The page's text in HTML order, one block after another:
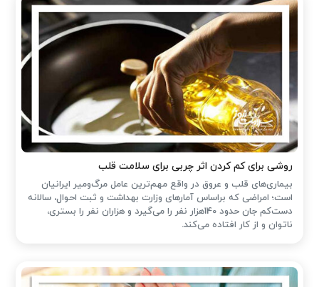
روشی برای کم کردن اثر چربی برای سلامت قلب
بیماری‌های قلب و عروق در واقع مهم‌ترین عامل مرگ‌ومیر ایرانیان
است؛ امراضی که براساس آمارهای وزارت بهداشت و ثبت احوال، سالانه
دست‌کم جان حدود 140هزار نفر را می‌گیرد و هزاران نفر را بستری،
ناتوان و از کار افتاده می‌کند.